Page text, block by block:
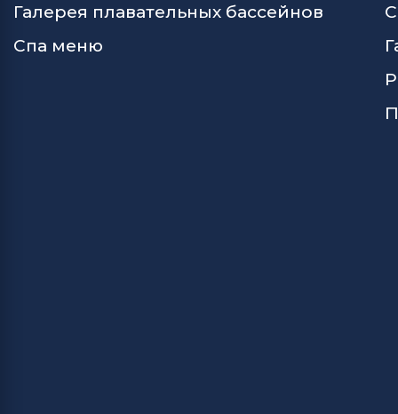
Галерея плавательных бассейнов
Спа меню